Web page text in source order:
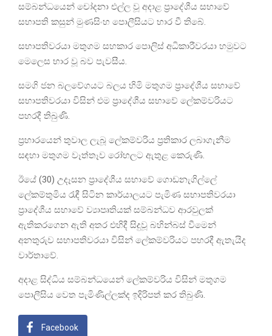
සම්බන්ධයෙන් චෝදනා එල්ල වූ අදාළ ප්‍රාදේශීය සභාවේ
සභාපති කසුන් මුණසිංහ පොලීසියට භාර වී තිබේ.
සභාපතිවරයා මතුගම සහකාර පොලිස් අධිකාරීවරයා හමුවට
මෙලෙස භාර වූ බව පැවසීය.
සමගි ජන බලවේගයට බලය හිමි මතුගම ප්‍රාදේශීය සභාවේ
සභාපතිවරයා විසින් එම ප්‍රාදේශීය සභාවේ ලේකම්වරියට
පහරදී තිබුණි.
ප්‍රහාරයෙන් තුවාල ලැබූ ලේකම්වරිය ප්‍රතිකාර ලබාගැනීම
සඳහා මතුගම වෑත්තෑව රෝහලට ඇතුළ කෙරුණි.
ඊයේ (30) උදෑසන ප්‍රාදේශීය සභාවේ ගොඩනැගිල්ලේ
ලේකම්තුමිය රැඳී සිටින කාර්යාලයට පැමිණ සභාපතිවරයා
ප්‍රාදේශීය සභාවේ ව්‍යාපෘතියක් සම්බන්ධව ආරවුලක්
ඇතිකරගෙන ඇති අතර එහිදී සිදුවූ බහින්බස් වීමෙන්
අනතුරුව සභාපතිවරයා විසින් ලේකම්වරියට පහරදී ඇතැයිද
වාර්තාවේ.
අදාළ සිද්ධිය සම්බන්ධයෙන් ලේකම්වරිය විසින් මතුගම
පොලීසිය වෙත පැමිණිල්ලක්ද ඉදිරිපත් කර තිබුණි.
Facebook